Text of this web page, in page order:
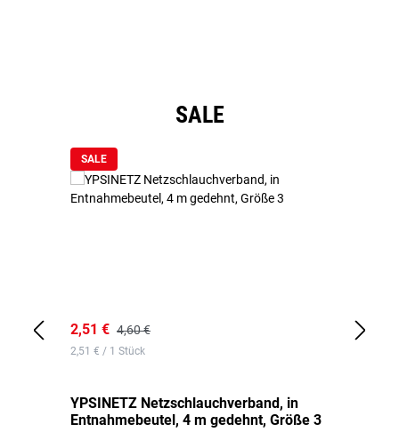
SALE
SALE
2,51 € 4,60 €
2,51 € / 1 Stück
YPSINETZ Netzschlauchverband, in
Entnahmebeutel, 4 m gedehnt, Größe 3